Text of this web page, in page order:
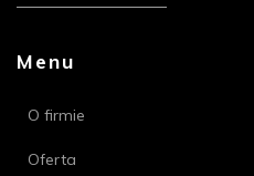
Menu
O firmie
Oferta